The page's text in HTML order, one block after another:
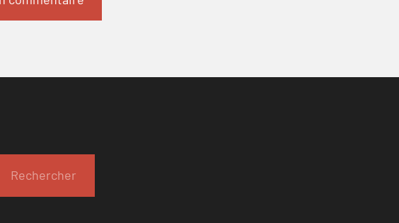
Rechercher